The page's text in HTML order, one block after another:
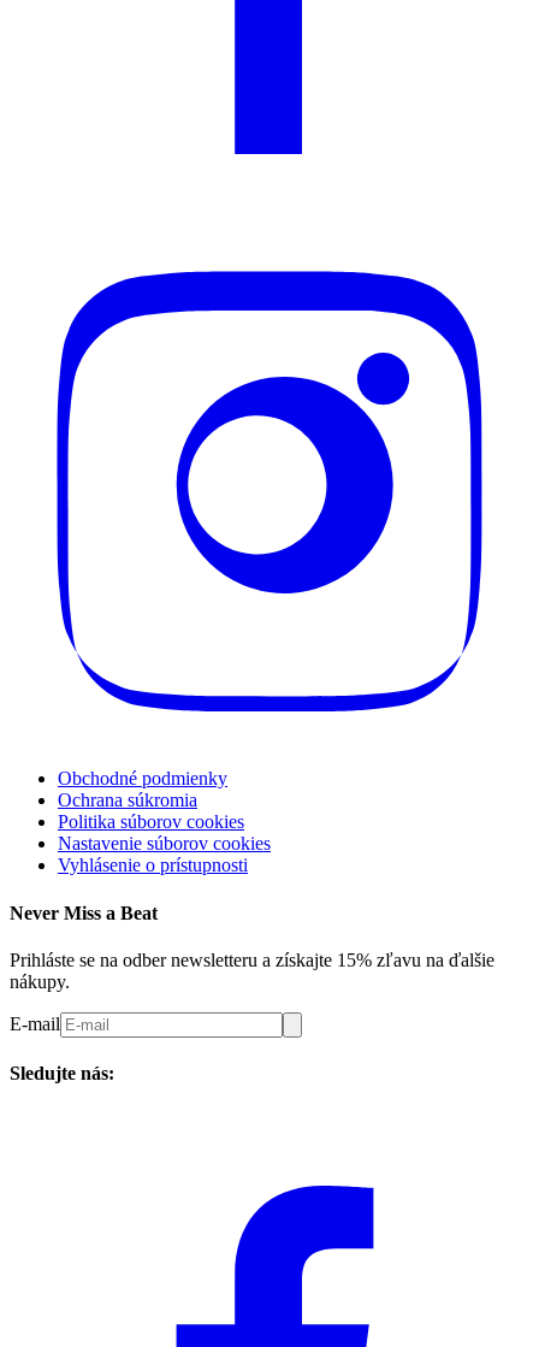
Obchodné podmienky
Ochrana súkromia
Politika súborov cookies
Nastavenie súborov cookies
Vyhlásenie o prístupnosti
Never Miss a Beat
Prihláste se na odber newsletteru a získajte 15% zľavu na ďalšie
nákupy.
E-mail
Sledujte nás: